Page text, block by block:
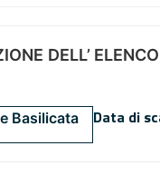
DELL’
Basilicata Data di